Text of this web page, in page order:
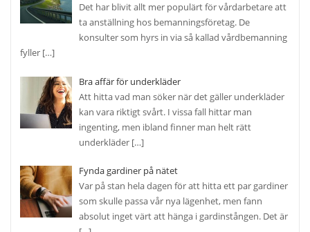
Det har blivit allt mer populärt för vårdarbetare att
ta anställning hos bemanningsföretag. De
konsulter som hyrs in via så kallad vårdbemanning
fyller […]
Bra affär för underkläder
Att hitta vad man söker när det gäller underkläder
kan vara riktigt svårt. I vissa fall hittar man
ingenting, men ibland finner man helt rätt
underkläder […]
Fynda gardiner på nätet
Var på stan hela dagen för att hitta ett par gardiner
som skulle passa vår nya lägenhet, men fann
absolut inget värt att hänga i gardinstången. Det är